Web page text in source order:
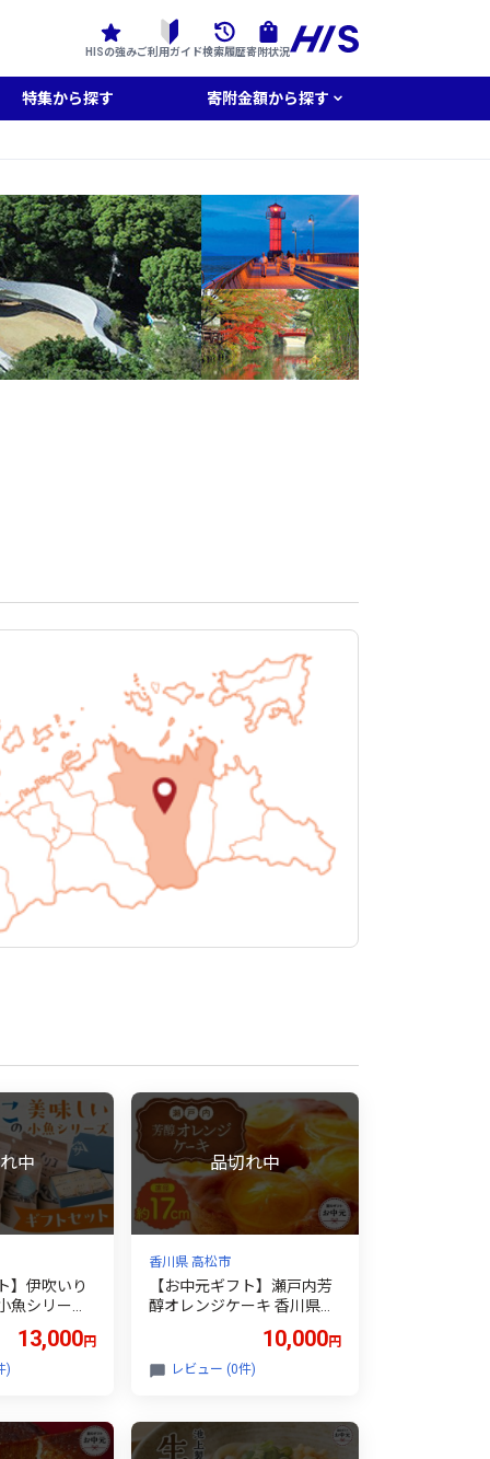
HISの強みご利用ガイド検索履歴寄附状況
特集から探す 寄附金額から探す
】伊吹いり
魚シリー
13,000円
)
香川県 高松市
【お中元ギフト】瀬戸内芳
醇オレンジケーキ 香川県産
10,000円
レビュー (0件)